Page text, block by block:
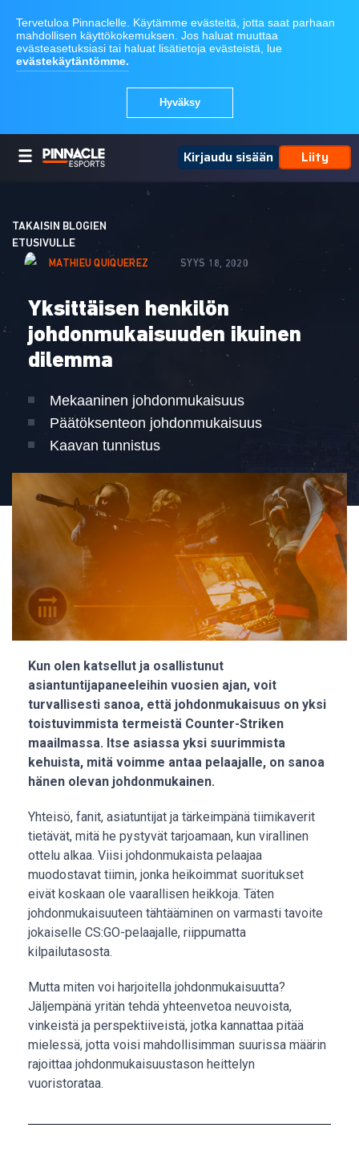
Kirjaudu sisään Liity
TAKAISIN BLOGIEN
ETUSIVULLE
MATHIEU QUIQUEREZ SYYS 18, 2020
Yksittäisen henkilön
johdonmukaisuuden ikuinen
dilemma
Mekaaninen johdonmukaisuus
Päätöksenteon johdonmukaisuus
Kaavan tunnistus
Kun olen katsellut ja osallistunut
asiantuntijapaneeleihin vuosien ajan, voit
turvallisesti sanoa, että johdonmukaisuus on yksi
toistuvimmista termeistä Counter-Striken
maailmassa. Itse asiassa yksi suurimmista
kehuista, mitä voimme antaa pelaajalle, on sanoa
hänen olevan johdonmukainen.
Yhteisö, fanit, asiatuntijat ja tärkeimpänä tiimikaverit
tietävät, mitä he pystyvät tarjoamaan, kun virallinen
ottelu alkaa. Viisi johdonmukaista pelaajaa
muodostavat tiimin, jonka heikoimmat suoritukset
eivät koskaan ole vaarallisen heikkoja. Täten
johdonmukaisuuteen tähtääminen on varmasti tavoite
jokaiselle CS:GO-pelaajalle, riippumatta
kilpailutasosta.
Mutta miten voi harjoitella johdonmukaisuutta?
Jäljempänä yritän tehdä yhteenvetoa neuvoista,
vinkeistä ja perspektiiveistä, jotka kannattaa pitää
mielessä, jotta voisi mahdollisimman suurissa määrin
rajoittaa johdonmukaisuustason heittelyn
vuoristorataa.